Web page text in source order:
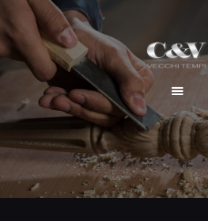
HOME
CHI SIAMO
SERVIZI
I NOSTRI LAVORI
CONTATTI